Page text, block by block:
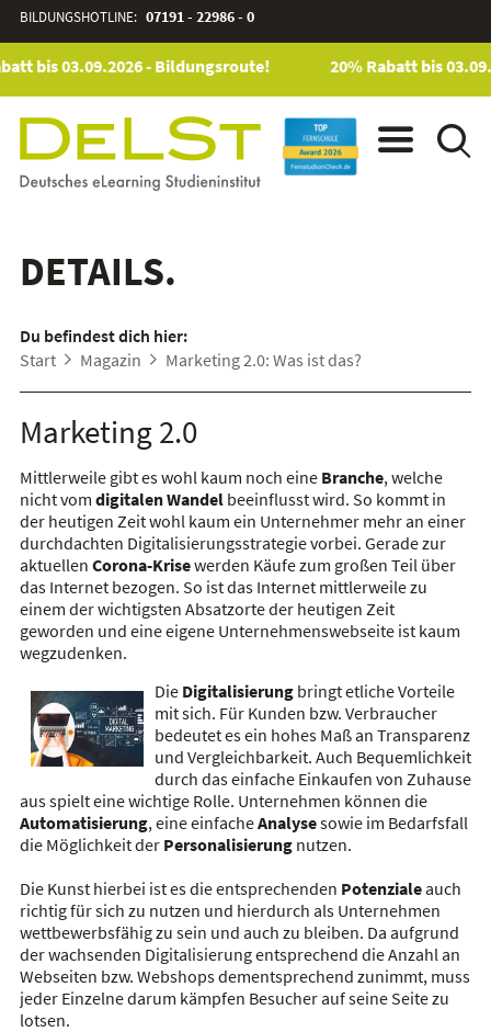
BILDUNGSHOTLINE: 07191 - 22986 - 0
bis 03.09.2026 - Bildungsroute! 20% Rabatt bis
DETAILS.
Du befindest dich hier:
Start
Magazin Marketing 2.0: Was ist das?
Marketing 2.0
Mittlerweile gibt es wohl kaum noch eine Branche, welche
nicht vom digitalen Wandelbeeinflusst wird. So kommt in
der heutigen Zeit wohl kaum ein Unternehmer mehr an einer
durchdachten Digitalisierungsstrategie vorbei. Gerade zur
aktuellen Corona-Krisewerden Käufe zum großen Teil über
das Internet bezogen. So ist das Internet mittlerweile zu
einem der wichtigsten Absatzorte der heutigen Zeit
geworden und eine eigene Unternehmenswebseite ist kaum
wegzudenken.
Die Digitalisierungbringt etliche Vorteile
mit sich. Für Kunden bzw. Verbraucher
bedeutet es ein hohes Maß an Transparenz
und Vergleichbarkeit. Auch Bequemlichkeit
durch das einfache Einkaufen von Zuhause
aus spielt eine wichtige Rolle. Unternehmen können die
Automatisierung, eine einfacheAnalysesowie im Bedarfsfall
die Möglichkeit der Personalisierungnutzen.
Die Kunst hierbei ist es die entsprechenden Potenzialeauch
richtig für sich zu nutzen und hierdurch als Unternehmen
wettbewerbsfähig zu sein und auch zu bleiben. Da aufgrund
der wachsenden Digitalisierung entsprechend die Anzahl an
Webseiten bzw. Webshops dementsprechend zunimmt, muss
jeder Einzelne darum kämpfen Besucher auf seine Seite zu
lotsen.